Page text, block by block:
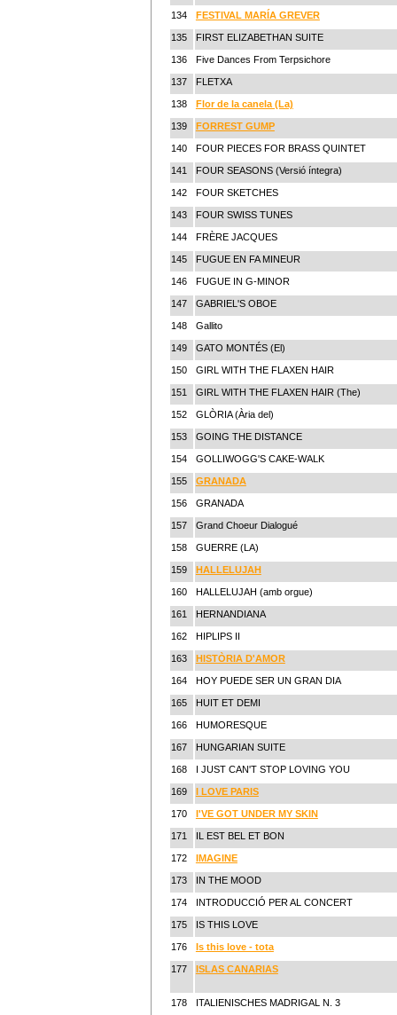
134 FESTIVAL MARÍA GREVER
135 FIRST ELIZABETHAN SUITE
136 Five Dances From Terpsichore
137 FLETXA
138 Flor de la canela (La)
139 FORREST GUMP
140 FOUR PIECES FOR BRASS QUINTET
141 FOUR SEASONS (Versió íntegra)
142 FOUR SKETCHES
143 FOUR SWISS TUNES
144 FRÈRE JACQUES
145 FUGUE EN FA MINEUR
146 FUGUE IN G-MINOR
147 GABRIEL'S OBOE
148 Gallito
149 GATO MONTÉS (El)
150 GIRL WITH THE FLAXEN HAIR
151 GIRL WITH THE FLAXEN HAIR (The)
152 GLÒRIA (Ària del)
153 GOING THE DISTANCE
154 GOLLIWOGG'S CAKE-WALK
155 GRANADA
156 GRANADA
157 Grand Choeur Dialogué
158 GUERRE (LA)
159 HALLELUJAH
160 HALLELUJAH (amb orgue)
161 HERNANDIANA
162 HIPLIPS II
163 HISTÒRIA D'AMOR
164 HOY PUEDE SER UN GRAN DIA
165 HUIT ET DEMI
166 HUMORESQUE
167 HUNGARIAN SUITE
168 I JUST CAN'T STOP LOVING YOU
169 I LOVE PARIS
170 I'VE GOT UNDER MY SKIN
171 IL EST BEL ET BON
172 IMAGINE
173 IN THE MOOD
174 INTRODUCCIÓ PER AL CONCERT
175 IS THIS LOVE
176 Is this love - tota
177 ISLAS CANARIAS
178 ITALIENISCHES MADRIGAL N. 3